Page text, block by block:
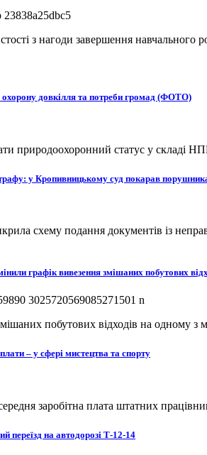
з нагоди завершення навчального
довкілля та потреби громад (ФОТО)
природоохоронний статус у складі
у Кропивницькому суд покарав
схему подання документів із
графік вивезення змішаних побутових
побутових відходів на одному
– у сфері мистецтва та спорту
заробітна плата штатних
переїзд на автодорозі Т-12-14